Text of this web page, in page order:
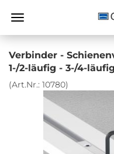
Verbinder -
1-/2-läufig - 3-/4-läufig
(Art.Nr.: 10780)